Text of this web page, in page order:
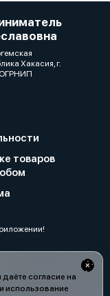
согласие на
использование
Хакасия, г.
ОГРНИП
товаров